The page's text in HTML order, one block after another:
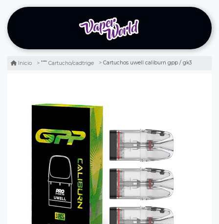
Inicio Cartucho/cadtrige Cartuchos uwell caliburn gpp / gk3